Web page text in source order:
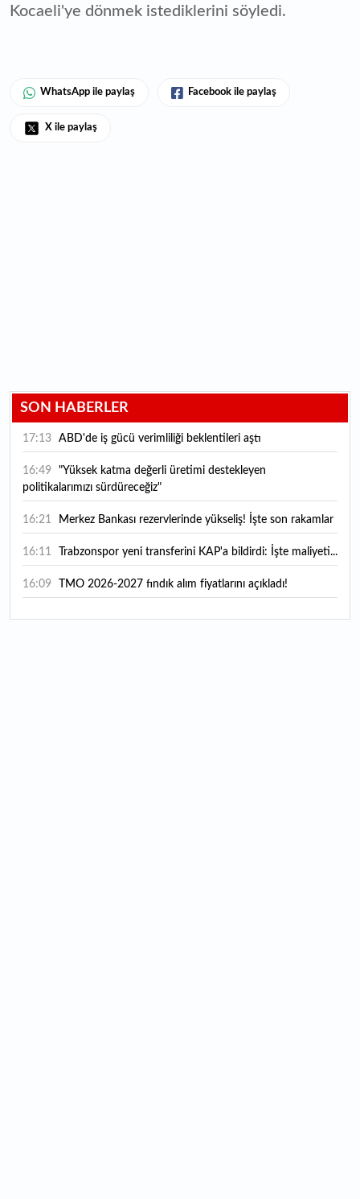
Kocaeli'ye dönmek istediklerini söyledi.
WhatsApp ile paylaş Facebook ile paylaş
X ile paylaş
SON HABERLER
17:13 ABD'de iş gücü verimliliği beklentileri aştı
16:49
politikalarımızı sürdüreceğiz"
16:21 Merkez Bankası rezervlerinde yükseliş! İşte son rakamlar
16:11 Trabzonspor yeni transferini KAP'a bildirdi: İşte maliyeti...
16:09 TMO 2026-2027 fındık alım fiyatlarını açıkladı!
15:59 Bankacılık sektörünün toplam mevduatı geriledi